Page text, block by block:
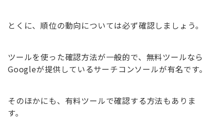
とくに、順位の動向については必ず確認しましょう。
ツールを使った確認方法が一般的で、無料ツールなら
Googleが提供しているサーチコンソールが有名です。
そのほかにも、有料ツールで確認する方法もありま
す。